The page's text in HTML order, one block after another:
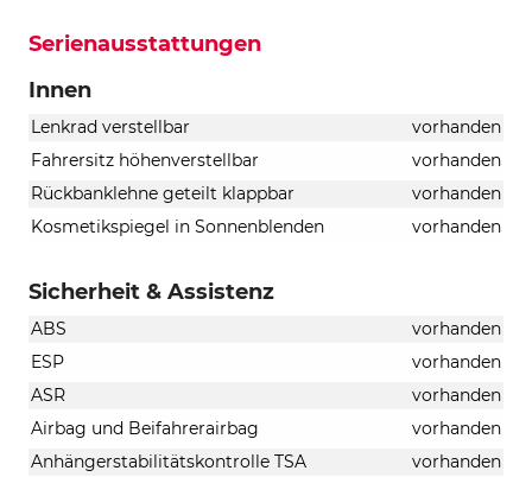
Serienausstattungen
Innen
Lenkrad verstellbar
vorhanden
Fahrersitz höhenverstellbar
vorhanden
Rückbanklehne geteilt klappbar
vorhanden
Kosmetikspiegel in Sonnenblenden
vorhanden
Sicherheit & Assistenz
ABS
vorhanden
ESP
vorhanden
ASR
vorhanden
Airbag und Beifahrerairbag
vorhanden
Anhängerstabilitätskontrolle TSA
vorhanden